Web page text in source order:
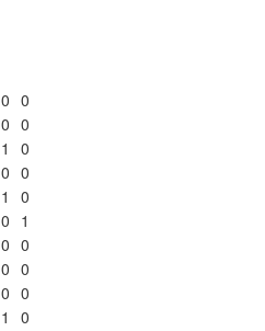
0 0
0 0
1
0
0 0
1
0
0 1
0 0
0 0
0 0
1
0